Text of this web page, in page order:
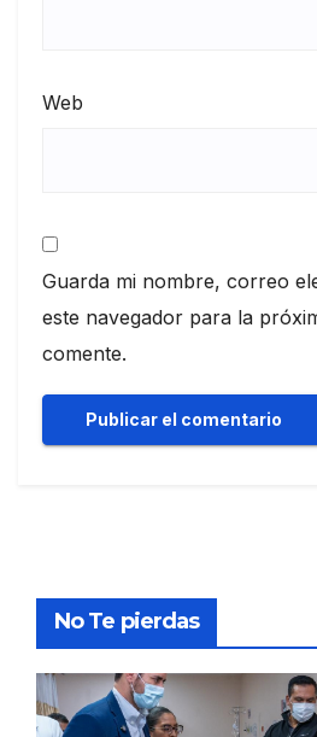
Web
Guarda mi nombre, correo
este navegador para la
comente.
No Te pierdas